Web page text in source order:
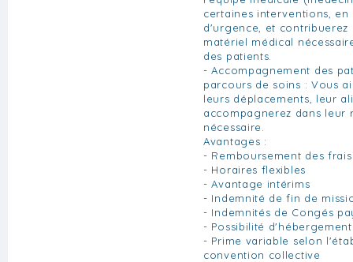
certaines interventions,
d'urgence, et
matériel médical
des patients.
- Accompagnement des
parcours de soins : Vous
leurs déplacements, leur
accompagnerez dans leur
nécessaire.
Avantages :
- Remboursement des
- Horaires flexibles
- Avantage intérims
- Indemnité de fin de
- Indemnités de Congés
- Possibilité
- Prime variable selon
convention collective